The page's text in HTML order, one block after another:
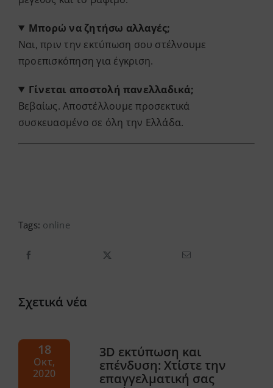
Μπορώ να ζητήσω αλλαγές;
Ναι, πριν την εκτύπωση σου στέλνουμε
προεπισκόπηση για έγκριση.
Γίνεται αποστολή πανελλαδικά;
Βεβαίως. Αποστέλλουμε προσεκτικά
συσκευασμένο σε όλη την Ελλάδα.
Tags: online
Σχετικά νέα
18
Οκτ,
2020
3D εκτύπωση και
επένδυση: Χτίστε την
επαγγελματική σας